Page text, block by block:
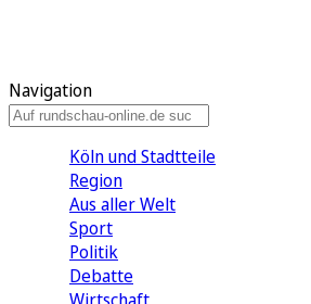
Navigation
Köln und Stadtteile
Region
Aus aller Welt
Sport
Politik
Debatte